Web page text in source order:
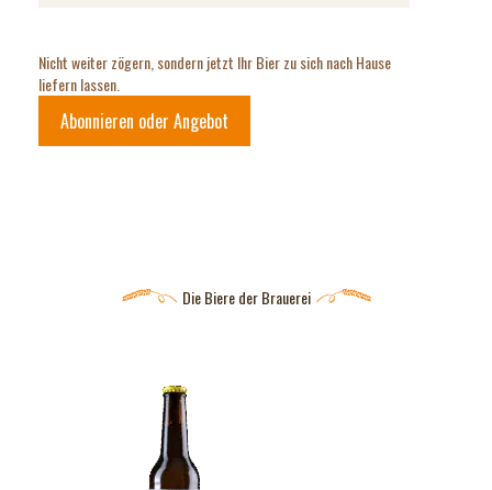
Nicht weiter zögern, sondern jetzt Ihr Bier zu sich nach Hause
liefern lassen.
Abonnieren oder Angebot
Die Biere der Brauerei